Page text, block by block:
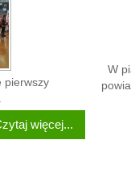
pierwszy
więcej...
W